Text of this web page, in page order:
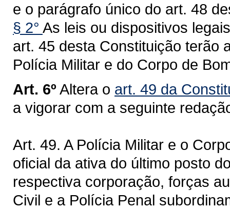
e o parágrafo único do art. 48
§ 2° As leis ou dispositivos
art. 45 desta Constituição terão
Polícia Militar e do Corpo de
Art. 6º Altera o art. 49 da
a vigorar com a seguinte
Art. 49. A Polícia Militar e o
oficial da ativa do último posto
respectiva corporação, forças
Civil e a Polícia Penal